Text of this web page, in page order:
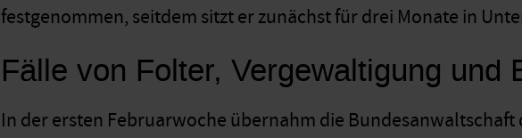
festgenommen, seitdem sitzt er zunächst für drei Monate in
Fälle von Folter, Vergewaltigung und
In der ersten Februarwoche übernahm die Bundesanwaltschaft